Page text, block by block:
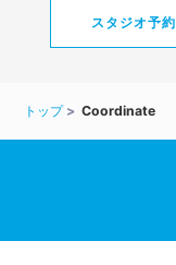
スタジオ予約
トップ Coordinate